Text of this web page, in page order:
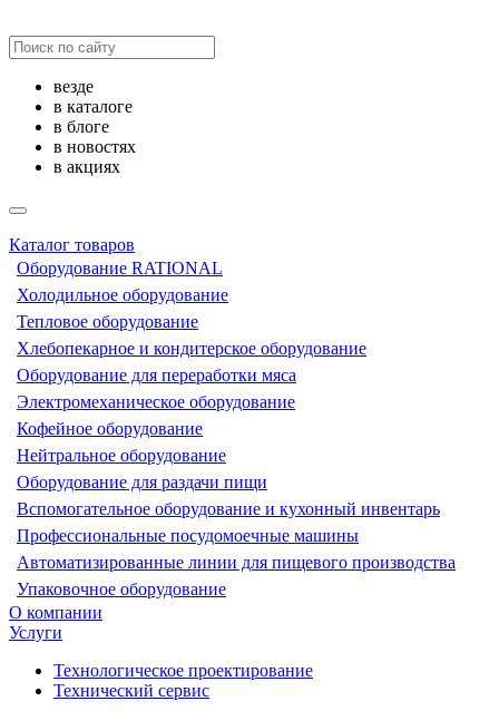
везде
в каталоге
в блоге
в новостях
в акциях
Каталог товаров
Оборудование RATIONAL
Холодильное оборудование
Тепловое оборудование
Хлебопекарное и кондитерское оборудование
Оборудование для переработки мяса
Электромеханическое оборудование
Кофейное оборудование
Нейтральное оборудование
Оборудование для раздачи пищи
Вспомогательное оборудование и кухонный инвентарь
Профессиональные посудомоечные машины
Автоматизированные линии для пищевого производства
Упаковочное оборудование
О компании
Услуги
Технологическое проектирование
Технический сервис